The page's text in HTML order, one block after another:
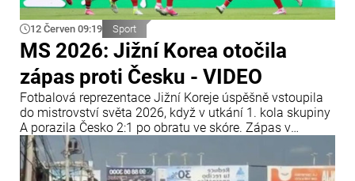
12 Červen 09:19 Sport
MS 2026: Jižní Korea otočila
zápas proti Česku - VIDEO
Fotbalová reprezentace Jižní Koreje úspěšně vstoupila
do mistrovství světa 2026, když v utkání 1. kola skupiny
A porazila Česko 2:1 po obratu ve skóre. Zápas v
Guadalajaře se dlouho nevyvíjel ve prospěch asijského
týmu, ten však dokázal průběh utkání zvrátit a získat tři
body.